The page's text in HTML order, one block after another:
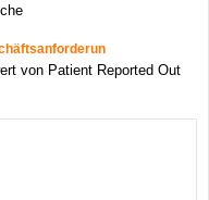
von Patient Reported Out